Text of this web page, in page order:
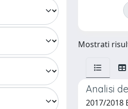
Mostrati
Analisi
2017/2018